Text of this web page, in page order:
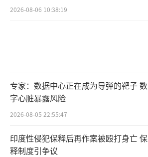
2026-08-06 10:38:19
专家：数据中心正在成为导弹的靶子 数
字心脏暴露风险
2026-08-05 22:55:47
印度性侵犯保释后再作案被殴打身亡 保
释制度引争议